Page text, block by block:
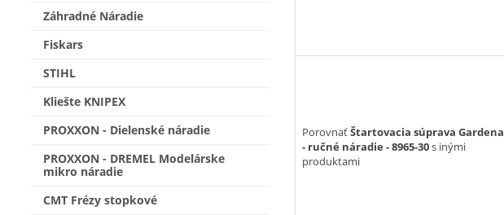
Záhradné Náradie
Fiskars
STIHL
Kliešte KNIPEX
PROXXON - Dielenské náradie
PROXXON - DREMEL Modelárske
mikro náradie
CMT Frézy stopkové
PorovnaťŠtartovacia súprava Gardena
- ručné náradie - 8965-30s inými
produktami